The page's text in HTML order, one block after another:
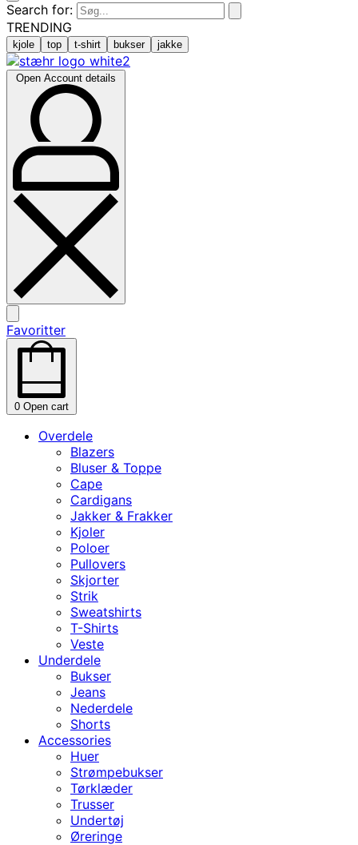
Search for:
TRENDING
kjole top t-shirt bukser jakke
Open Account details
Favoritter
0 Open cart
Overdele
Blazers
Bluser & Toppe
Cape
Cardigans
Jakker & Frakker
Kjoler
Poloer
Pullovers
Skjorter
Strik
Sweatshirts
T-Shirts
Veste
Underdele
Bukser
Jeans
Nederdele
Shorts
Accessories
Huer
Strømpebukser
Tørklæder
Trusser
Undertøj
Øreringe